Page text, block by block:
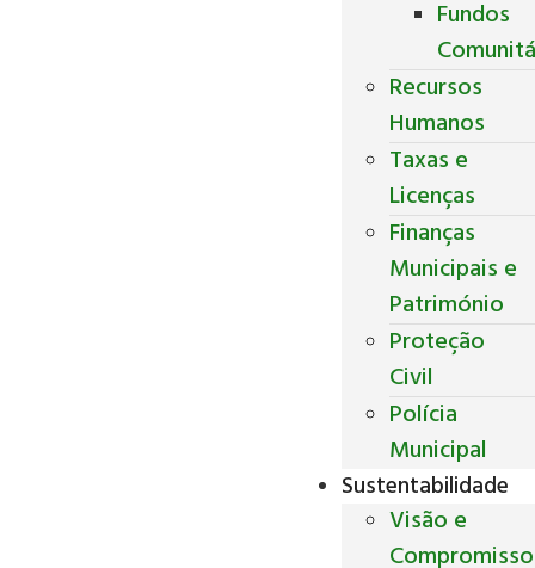
Fundos
Recursos
Humanos
Taxas e
Licenças
Finanças
Municipais e
Património
Proteção
Civil
Polícia
Municipal
Sustentabilidade
Visão e
Compromisso